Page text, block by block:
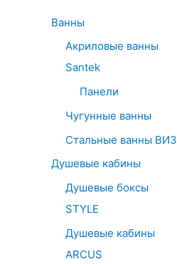
Ванны
Акриловые ванны
Santek
Панели
Чугунные ванны
Стальные ванны ВИЗ
Душевые кабины
Душевые боксы
STYLE
Душевые кабины
ARCUS